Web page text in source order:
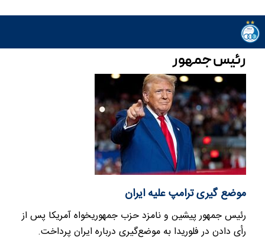
رئیس جمهور
موضع گیری ترامپ علیه ایران
رئیس جمهور پیشین و نامزد حزب جمهوریخواه آمریکا پس از
رأی دادن در فلوریدا به موضع‌گیری درباره ایران پرداخت.